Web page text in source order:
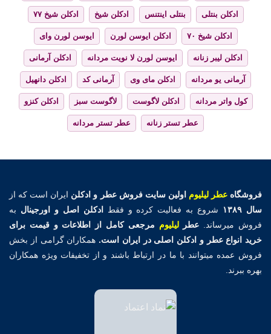
ادکلن بنتلی بنتلی اینتنس ادکلن شیخ ادکلن شیخ ۷۷
ادکلن شیخ ۷۰ ادکلن ایوسن لورن ایوسن لورن وای
ادکلن لیبر زنانه ایوسن لورن لا نویت مردانه ادکلن آرمانی
آرمانی یو مردانه ادکلن مای وی آرمانی کد ادکلن دانهیل
کول واتر مردانه ادکلن لاگوست لاگوست سبز ادکلن کنزو
عطر تستر زنانه عطر تستر مردانه
فروشگاهعطر لیلیوم اولین سایت فروش عطر و ادکلن ایران است که از
سال ۱۳۸۹
شروع به فعالیت کرده و فقط ادکلن اصل و اورجینال به
فروش میرساند. عطرلیلیوم مرجعی کامل از اطلاعات و قیمت برای
خرید انواع عطر و ادکلن اصلی در ایران است. همکاران گرامی از بخش
فروش عمده میتوانند با ما در ارتباط باشند و از تخفیفات ویژه همکاران
بهره ببرند.